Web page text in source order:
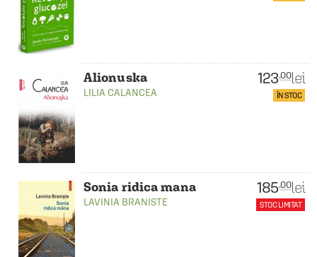
Alionuska
LILIA CALANCEA
123.00lei
ÎN STOC
Sonia ridica mana
LAVINIA BRANISTE
185.00lei
STOC LIMITAT